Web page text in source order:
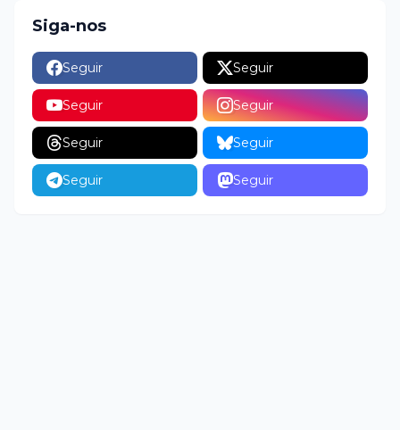
Siga-nos
Seguir Seguir
Seguir Seguir
Seguir Seguir
Seguir Seguir